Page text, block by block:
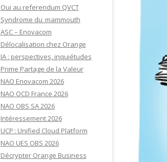
Oui au referendum QVCT
Syndrome du mammouth
ASC – Enovacom
Délocalisation chez Orange
IA : perspectives, inquiétudes
Prime Partage de la Valeur
NAO Enovacom 2026
NAO OCD France 2026
NAO OBS SA 2026
Intéressement 2026
UCP : Unified Cloud Platform
NAO UES OBS 2026
Décrypter Orange Business